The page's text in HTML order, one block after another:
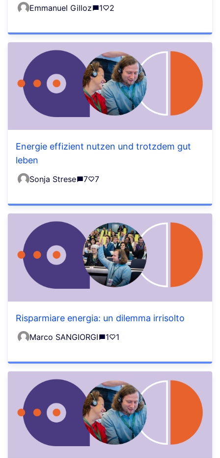
Emmanuel Gilloz 1 2
Energie effizient nutzen und trotzdem gut
leben
Sonja Strese 7 7
Risparmiare energia: un dilemma irrisolto
Marco SANGIORGI 1 1